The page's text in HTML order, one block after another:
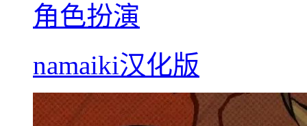
角色扮演
namaiki汉化版